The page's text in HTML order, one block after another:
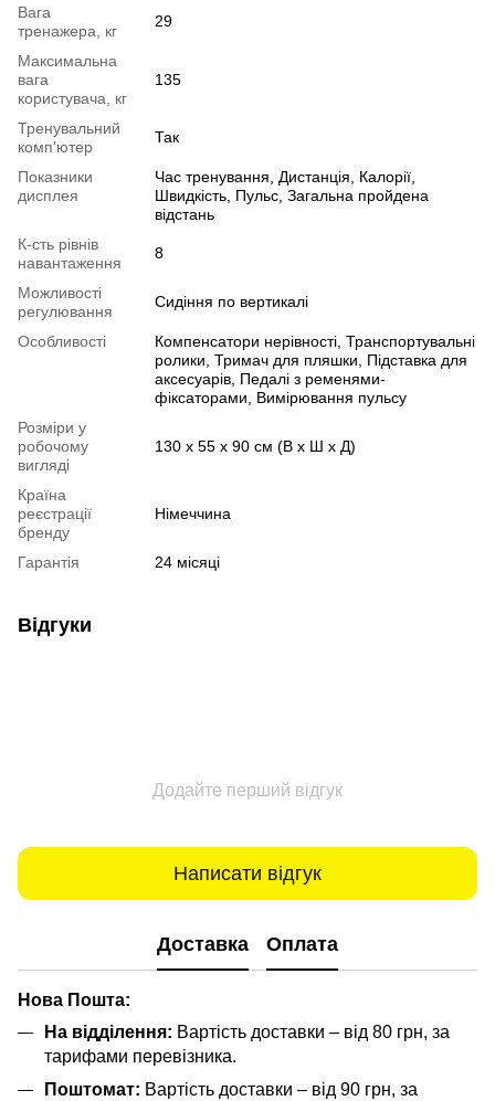
Вага
тренажера, кг
29
Максимальна
вага
користувача, кг
135
Тренувальний
комп'ютер
Так
Показники
дисплея
Час тренування, Дистанція, Калорії,
Швидкість, Пульс, Загальна пройдена
відстань
К-сть рівнів
навантаження
8
Можливості
регулювання
Сидіння по вертикалі
Особливості
Компенсатори нерівності, Транспортувальні
ролики, Тримач для пляшки, Підставка для
аксесуарів, Педалі з ременями-
фіксаторами, Вимірювання пульсу
Розміри у
робочому
вигляді
130 х 55 х 90 см (В х Ш х Д)
Країна
реєстрації
бренду
Німеччина
Гарантія 24 місяці
Відгуки
Додайте перший відгук
Написати відгук
Доставка Оплата
Нова Пошта:
На відділення: Вартість доставки – від 80 грн, за
тарифами перевізника.
Поштомат: Вартість доставки – від 90 грн, за